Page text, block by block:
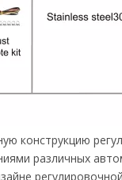
конструкцию
различных